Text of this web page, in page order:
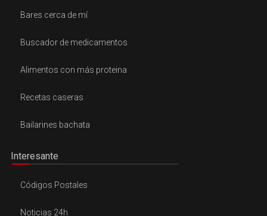
Bares cerca de mí
Buscador de medicamentos
Alimentos con más proteina
Recetas caseras
Bailarines bachata
Interesante
Códigos Postales
Noticias 24h